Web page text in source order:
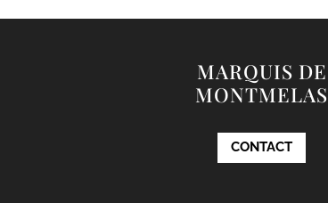
MARQUIS DE
MONTMELAS
CONTACT